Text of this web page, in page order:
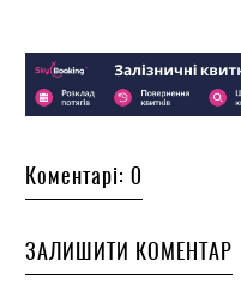
Коментарі: 0
ЗАЛИШИТИ КОМЕНТАР